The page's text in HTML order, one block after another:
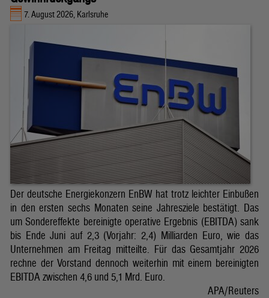
7. August 2026, Karlsruhe
Der deutsche Energiekonzern EnBW hat trotz leichter Einbußen
in den ersten sechs Monaten seine Jahresziele bestätigt. Das
um Sondereffekte bereinigte operative Ergebnis (EBITDA) sank
bis Ende Juni auf 2,3 (Vorjahr: 2,4) Milliarden Euro, wie das
Unternehmen am Freitag mitteilte. Für das Gesamtjahr 2026
rechne der Vorstand dennoch weiterhin mit einem bereinigten
EBITDA zwischen 4,6 und 5,1 Mrd. Euro.
APA/Reuters